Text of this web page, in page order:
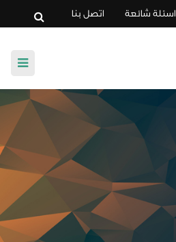
اسئلة شائعة اتصل بنا
الرئيسية
عن المجلة
لجنة التحكيم
تعليمات النشر